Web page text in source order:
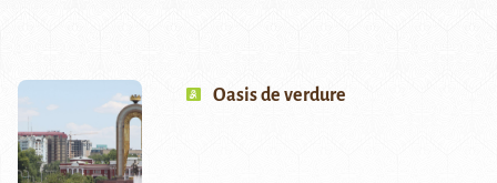
Oasis de verdure